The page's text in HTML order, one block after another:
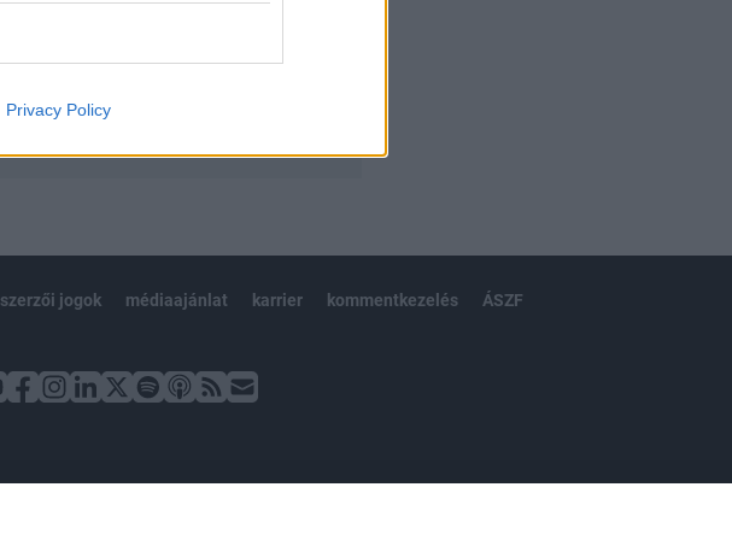
Privacy Policy
szerzői jogok médiaajánlat karrier kommentkezelés ÁSZF